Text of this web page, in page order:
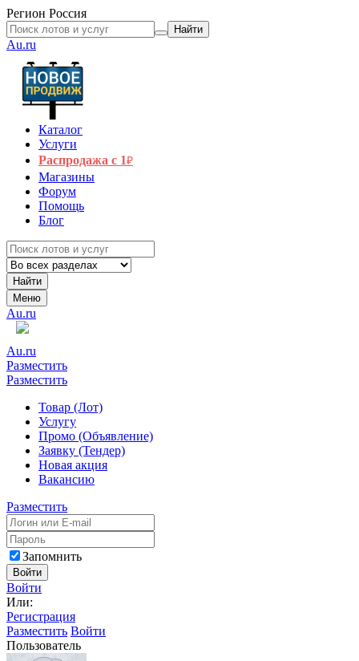
Регион Россия
Найти
Au.ru
Каталог
Услуги
Распродажа с 1₽
Магазины
Форум
Помощь
Блог
Найти
Меню
Au.ru
Au.ru
Разместить
Разместить
Товар (Лот)
Услугу
Промо (Объявление)
Заявку (Тендер)
Новая акция
Вакансию
Разместить
Запомнить
Войти
Войти
Или:
Регистрация
Разместить Войти
Пользователь